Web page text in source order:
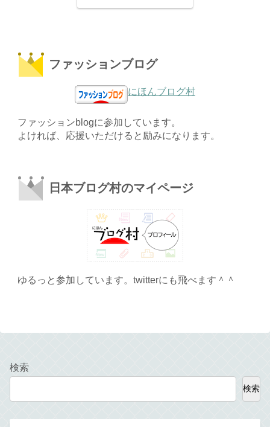
ファッションブログ
にほんブログ村
ファッションblogに参加しています。
よければ、応援いただけると励みになります。
日本ブログ村のマイページ
ゆるっと参加しています。twitterにも飛べます＾＾
検索
検索